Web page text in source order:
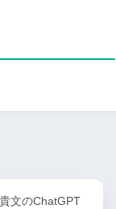
文のChatGPT